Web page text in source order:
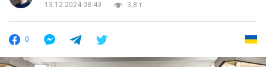
13.12.2024 08:43
3,8 т.
0